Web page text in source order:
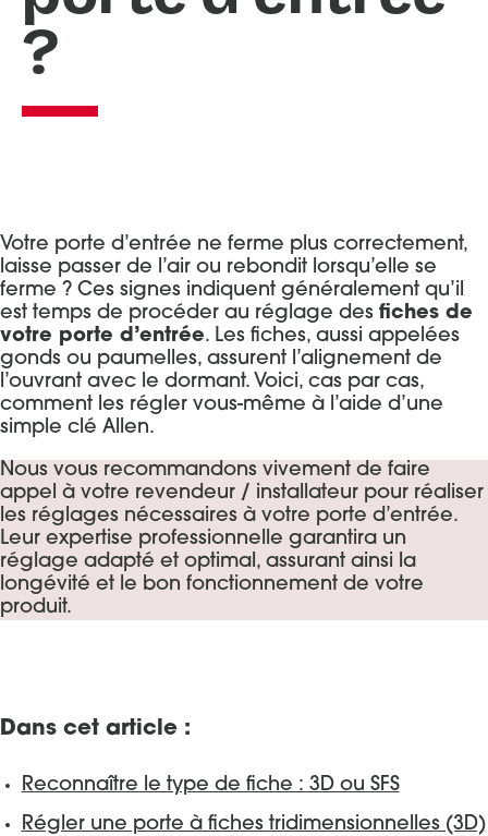
Portes d’entrée Aluminium
Portes d’entrée Mixte Bois / Alu
Entretien et réglages
?
Votre porte d’entrée ne ferme plus correctement,
laisse passer de l’air ou rebondit lorsqu’elle se
ferme ? Ces signes indiquent généralement qu’il
est temps de procéder au réglage des fiches de
votre porte d’entrée. Les fiches, aussi appelées
gonds ou paumelles, assurent l’alignement de
l’ouvrant avec le dormant. Voici, cas par cas,
comment les régler vous-même à l’aide d’une
simple clé Allen.
Nous vous recommandons vivement de faire
appel à votre revendeur / installateur pour réaliser
les réglages nécessaires à votre porte d’entrée.
Leur expertise professionnelle garantira un
réglage adapté et optimal, assurant ainsi la
longévité et le bon fonctionnement de votre
produit.
Dans cet article :
Reconnaître le type de fiche : 3D ou SFS
Régler une porte à fiches tridimensionnelles (3D)